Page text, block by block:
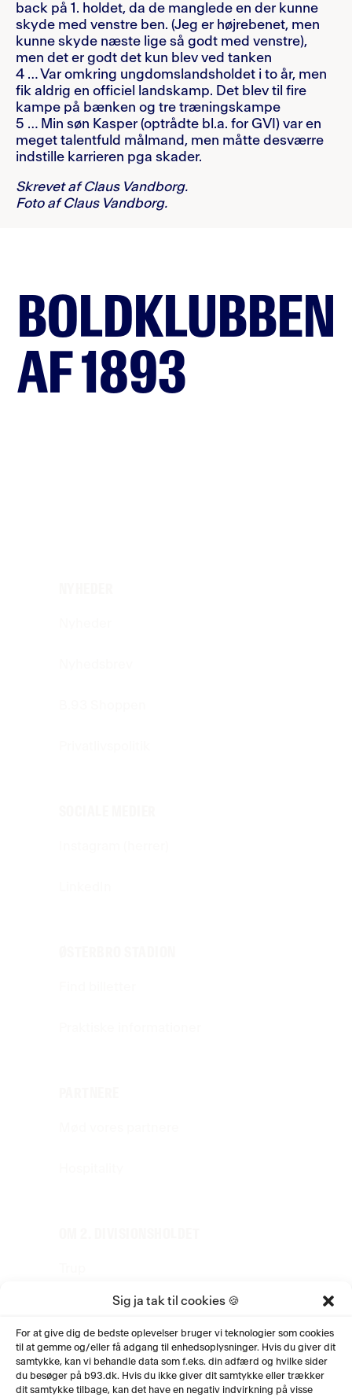
Sig ja tak til cookies 🍪
For at give dig de bedste oplevelser bruger vi teknologier som cookies
til at gemme og/eller få adgang til enhedsoplysninger. Hvis du giver dit
samtykke, kan vi behandle data som f.eks. din adfærd og hvilke sider
du besøger på b93.dk. Hvis du ikke giver dit samtykke eller trækker
dit samtykke tilbage, kan det have en negativ indvirkning på visse
back på 1. holdet, da de manglede en der kunne
skyde med venstre ben. (Jeg er højrebenet, men
kunne skyde næste lige så godt med venstre),
men det er godt det kun blev ved tanken
4 … Var omkring ungdomslandsholdet i to år, men
fik aldrig en officiel landskamp. Det blev til fire
kampe på bænken og tre træningskampe
5 … Min søn Kasper (optrådte bl.a. for GVI) var en
meget talentfuld målmand, men måtte desværre
indstille karrieren pga skader.
Skrevet af Claus Vandborg.
Foto af Claus Vandborg.
BOLDKLUBBEN
AF 1893
Jobs
Historie